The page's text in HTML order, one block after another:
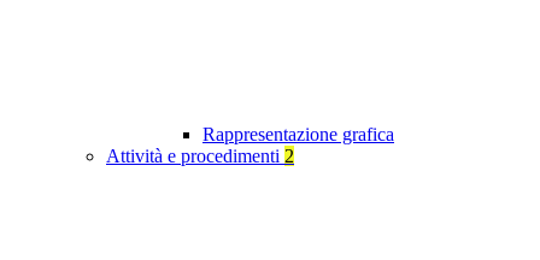
Rappresentazione grafica
Attività e procedimenti 2